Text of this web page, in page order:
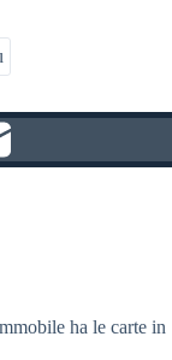
ha le carte in